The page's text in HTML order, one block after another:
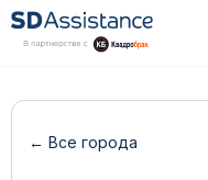
← Все города